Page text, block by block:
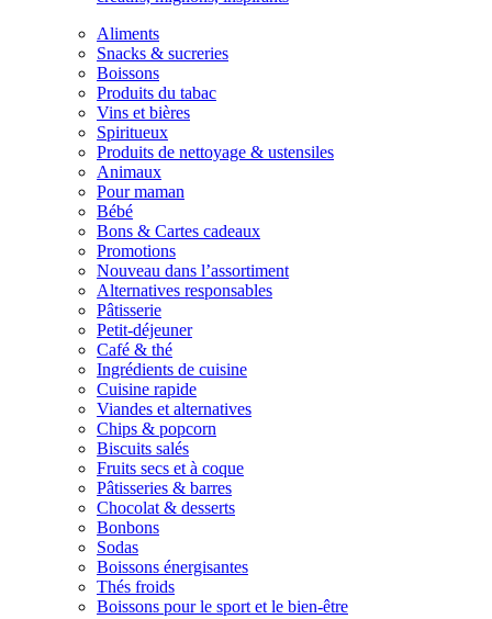
Aliments
Snacks & sucreries
Boissons
Produits du tabac
Vins et bières
Spiritueux
Produits de nettoyage & ustensiles
Animaux
Pour maman
Bébé
Bons & Cartes cadeaux
Promotions
Nouveau dans l’assortiment
Alternatives responsables
Pâtisserie
Petit-déjeuner
Café & thé
Ingrédients de cuisine
Cuisine rapide
Viandes et alternatives
Chips & popcorn
Biscuits salés
Fruits secs et à coque
Pâtisseries & barres
Chocolat & desserts
Bonbons
Sodas
Boissons énergisantes
Thés froids
Boissons pour le sport et le bien-être